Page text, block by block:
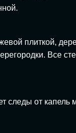
плиткой,
Все
следы от